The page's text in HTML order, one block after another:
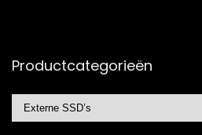
Productcategorieën